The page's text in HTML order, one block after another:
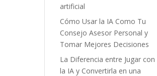
artificial
Cómo Usar la IA Como Tu
Consejo Asesor Personal y
Tomar Mejores Decisiones
La Diferencia entre Jugar con
la IA y Convertirla en una